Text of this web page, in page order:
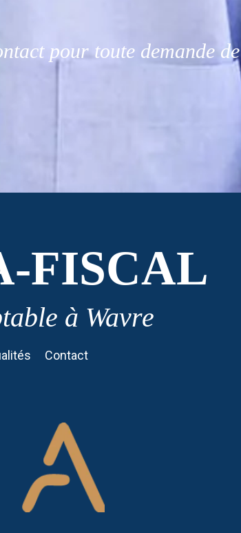
pour toute demande de
FISCAL
à Wavre
Contact